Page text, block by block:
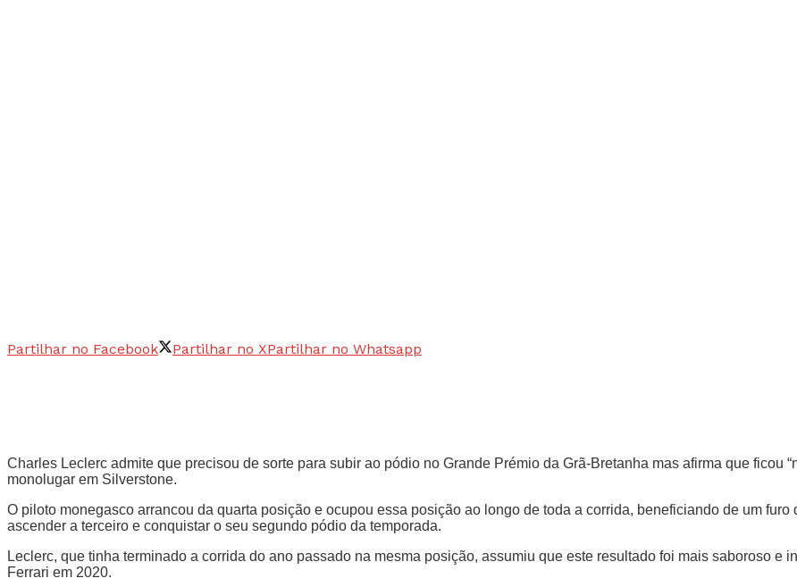
Partilhar no Facebook Partilhar no XPartilhar no Whatsapp
Charles Leclerc admite que precisou de sorte para subir ao pódio no Grande Prémio da Grã-Bretanha mas afirma que ficou
monolugar em Silverstone.
O piloto monegasco arrancou da quarta posição e ocupou essa posição ao longo de toda a corrida, beneficiando de um
ascender a terceiro e conquistar o seu segundo pódio da temporada.
Leclerc, que tinha terminado a corrida do ano passado na mesma posição, assumiu que este resultado foi mais saboroso
Ferrari em 2020.